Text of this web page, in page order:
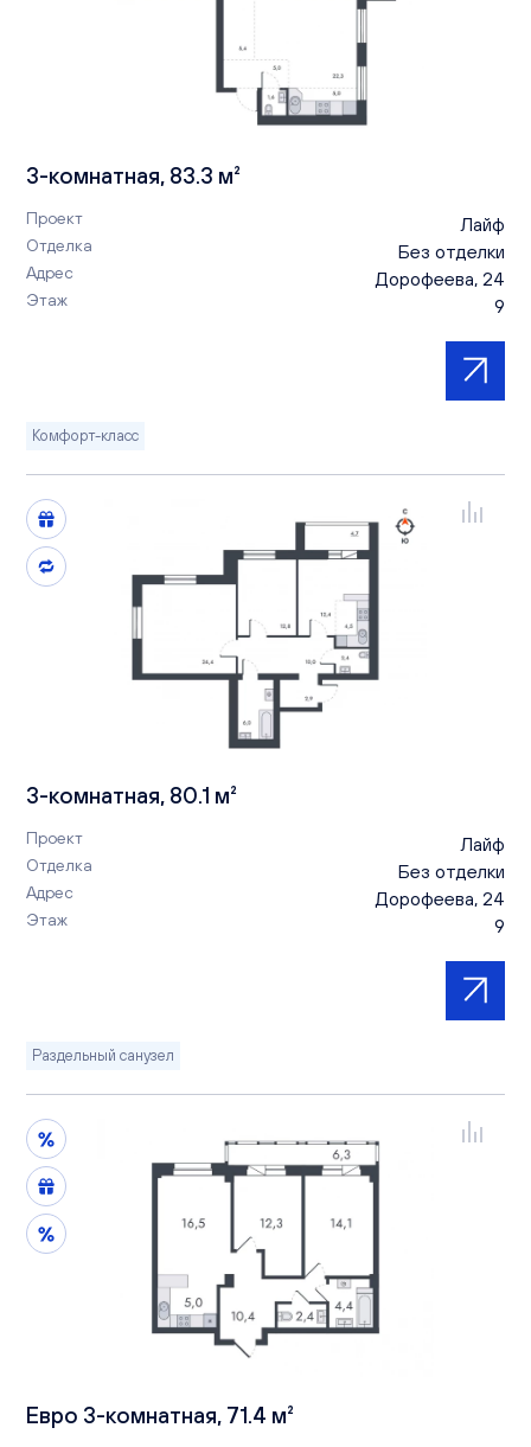
3-комнатная, 83.3 м²
Проект Лайф
Отделка Без отделки
Адрес Дорофеева, 24
Этаж 9
Комфорт-класс
3-комнатная, 80.1 м²
Проект Лайф
Отделка Без отделки
Адрес Дорофеева, 24
Этаж 9
Раздельный санузел
Евро 3-комнатная, 71.4 м²